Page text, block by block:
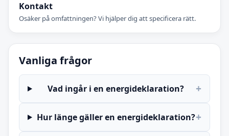
Kontakt
Osäker på omfattningen? Vi hjälper dig att specificera rätt.
Vanliga frågor
Vad ingår i en energideklaration? +
Hur länge gäller en energideklaration?+